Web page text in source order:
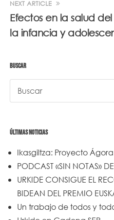
NEXT ARTICLE
Efectos en la salud
la infancia y
BUSCAR
ÚLTIMAS NOTICIAS
Ikasgiltza: Proyecto Ágora
PODCAST «SIN NOTAS»
URKIDE CONSIGUE EL
BIDEAN DEL PREMIO
Un trabajo de todos y